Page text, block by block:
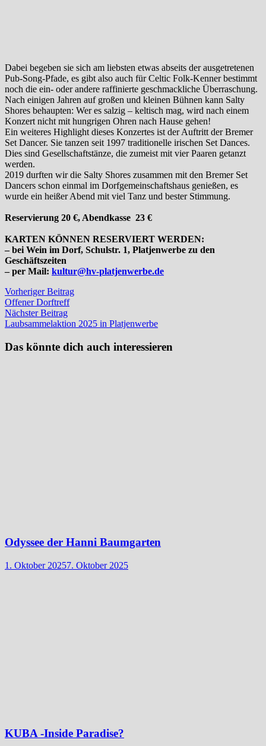
Dabei begeben sie sich am liebsten etwas abseits der ausgetretenen
Pub-Song-Pfade, es gibt also auch für Celtic Folk-Kenner bestimmt
noch die ein- oder andere raffinierte geschmackliche Überraschung.
Nach einigen Jahren auf großen und kleinen Bühnen kann Salty
Shores behaupten: Wer es salzig – keltisch mag, wird nach einem
Konzert nicht mit hungrigen Ohren nach Hause gehen!
Ein weiteres Highlight dieses Konzertes ist der Auftritt der Bremer
Set Dancer. Sie tanzen seit 1997 traditionelle irischen Set Dances.
Dies sind Gesellschaftstänze, die zumeist mit vier Paaren getanzt
werden.
2019 durften wir die Salty Shores zusammen mit den Bremer Set
Dancers schon einmal im Dorfgemeinschaftshaus genießen, es
wurde ein heißer Abend mit viel Tanz und bester Stimmung.
Reservierung 20 €, Abendkasse 23 €
KARTEN KÖNNEN RESERVIERT WERDEN:
– bei Wein im Dorf, Schulstr. 1, Platjenwerbe zu den
Geschäftszeiten
– per Mail: kultur@hv-platjenwerbe.de
Beitragsnavigation
Vorheriger BeitragVorheriger
Offener Dorftreff
Nächster BeitragNächster
Beitrag:
Laubsammelaktion 2025 in Platjenwerbe
Das könnte dich auch interessieren
Odyssee der Hanni Baumgarten
1. Oktober 20257. Oktober 2025
KUBA -Inside Paradise?